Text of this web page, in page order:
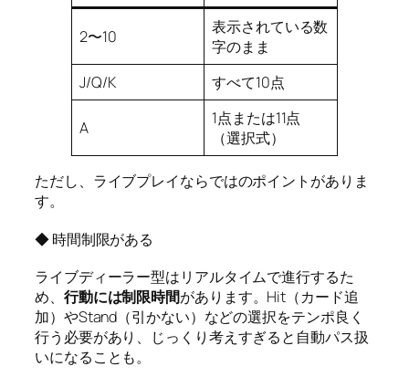
2〜10
表示されている数
字のまま
J/Q/K
すべて10点
A
1点または11点
（選択式）
ただし、ライブプレイならではのポイントがありま
す。
◆ 時間制限がある
ライブディーラー型はリアルタイムで進行するた
め、 行動には制限時間があります。Hit（カード追
加）やStand（引かない）などの選択をテンポ良く
行う必要があり、じっくり考えすぎると自動パス扱
いになることも。